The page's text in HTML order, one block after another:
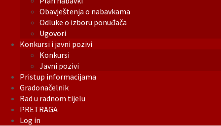
Obavještenja o nabavkama
Odluke o izboru ponuđača
Ugovori
Konkursi i javni pozivi
Konkursi
Javni pozivi
Pristup informacijama
Gradonačelnik
Rad u radnom tijelu
PRETRAGA
Log in